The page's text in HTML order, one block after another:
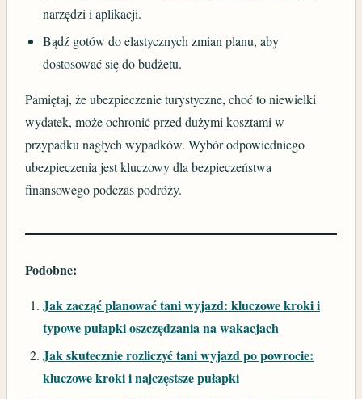
narzędzi i aplikacji.
Bądź gotów do elastycznych zmian planu, aby
dostosować się do budżetu.
Pamiętaj, że ubezpieczenie turystyczne, choć to niewielki
wydatek, może ochronić przed dużymi kosztami w
przypadku nagłych wypadków. Wybór odpowiedniego
ubezpieczenia jest kluczowy dla bezpieczeństwa
finansowego podczas podróży.
Podobne:
Jak zacząć planować tani wyjazd: kluczowe kroki i
typowe pułapki oszczędzania na wakacjach
Jak skutecznie rozliczyć tani wyjazd po powrocie:
kluczowe kroki i najczęstsze pułapki